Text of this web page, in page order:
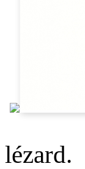
lézard.